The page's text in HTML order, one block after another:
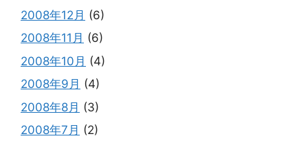
2008年12月 (6)
2008年11月 (6)
2008年10月 (4)
2008年9月 (4)
2008年8月 (3)
2008年7月 (2)